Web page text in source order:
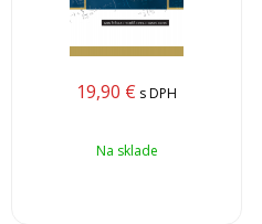
19,90 € s DPH
Na sklade